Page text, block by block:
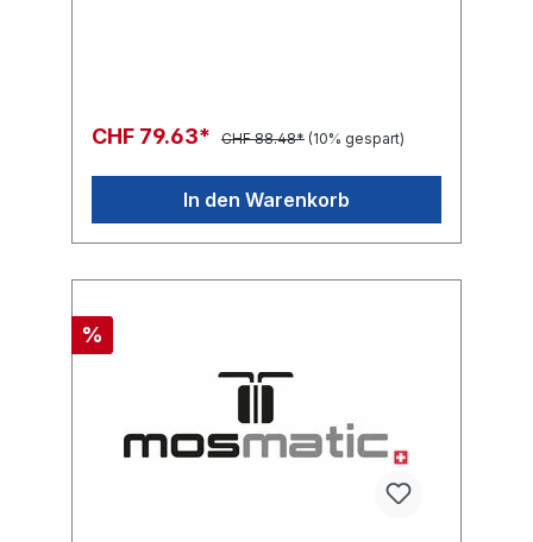
CHF 79.63* CHF 88.48* (10% gespart)
In den Warenkorb
%